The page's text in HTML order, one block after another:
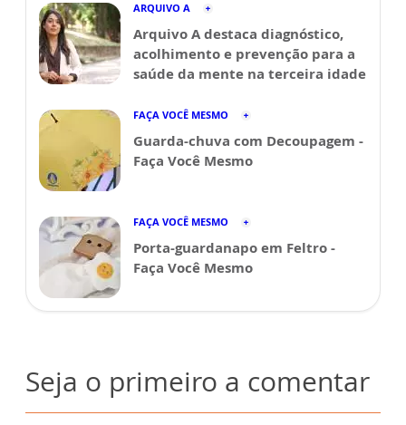
ARQUIVO A
Arquivo A destaca diagnóstico,
acolhimento e prevenção para a
saúde da mente na terceira idade
FAÇA VOCÊ MESMO
Guarda-chuva com Decoupagem -
Faça Você Mesmo
FAÇA VOCÊ MESMO
Porta-guardanapo em Feltro -
Faça Você Mesmo
Seja o primeiro a comentar